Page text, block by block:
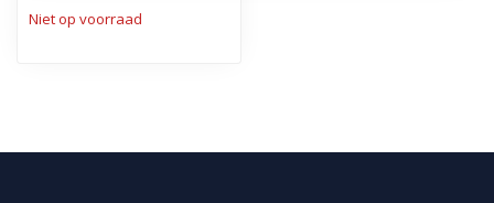
Niet op voorraad